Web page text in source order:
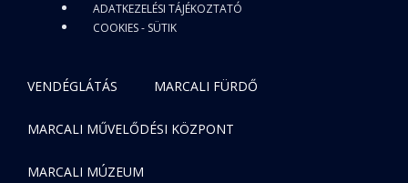
ADATKEZELÉSI TÁJÉKOZTATÓ
COOKIES - SÜTIK
VENDÉGLÁTÁS MARCALI FÜRDŐ
MARCALI MŰVELŐDÉSI KÖZPONT
MARCALI MÚZEUM